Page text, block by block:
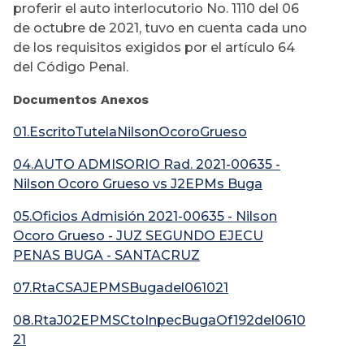
proferir el auto interlocutorio No. 1110 del 06
de octubre de 2021, tuvo en cuenta cada uno
de los requisitos exigidos por el artículo 64
del Código Penal.
Documentos Anexos
01.EscritoTutelaNilsonOcoroGrueso
04.AUTO ADMISORIO Rad. 2021-00635 -
Nilson Ocoro Grueso vs J2EPMs Buga
05.Oficios Admisión 2021-00635 - Nilson
Ocoro Grueso - JUZ SEGUNDO EJECU
PENAS BUGA - SANTACRUZ
07.RtaCSAJEPMSBugadel061021
08.RtaJ02EPMSCtoInpecBugaOf192del0610
21